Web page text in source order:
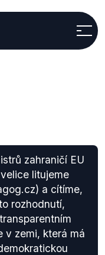
zahraničí EU
litujeme
a cítíme,
rozhodnutí,
v zemi, která má